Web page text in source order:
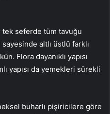
seferde tüm tavuğu
altlı üstlü farklı
Flora dayanıklı yapısı
yapısı da yemekleri sürekli
buharlı pişiricilere göre